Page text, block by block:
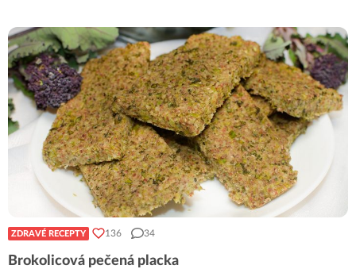
ZDRAVÉ RECEPTY 136 34
Brokolicová pečená placka